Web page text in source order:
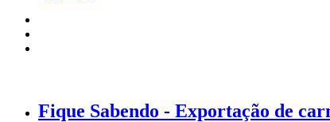
Fique Sabendo - Exportação de